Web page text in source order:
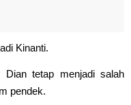
Kinanti.
Dian tetap menjadi salah
pendek.